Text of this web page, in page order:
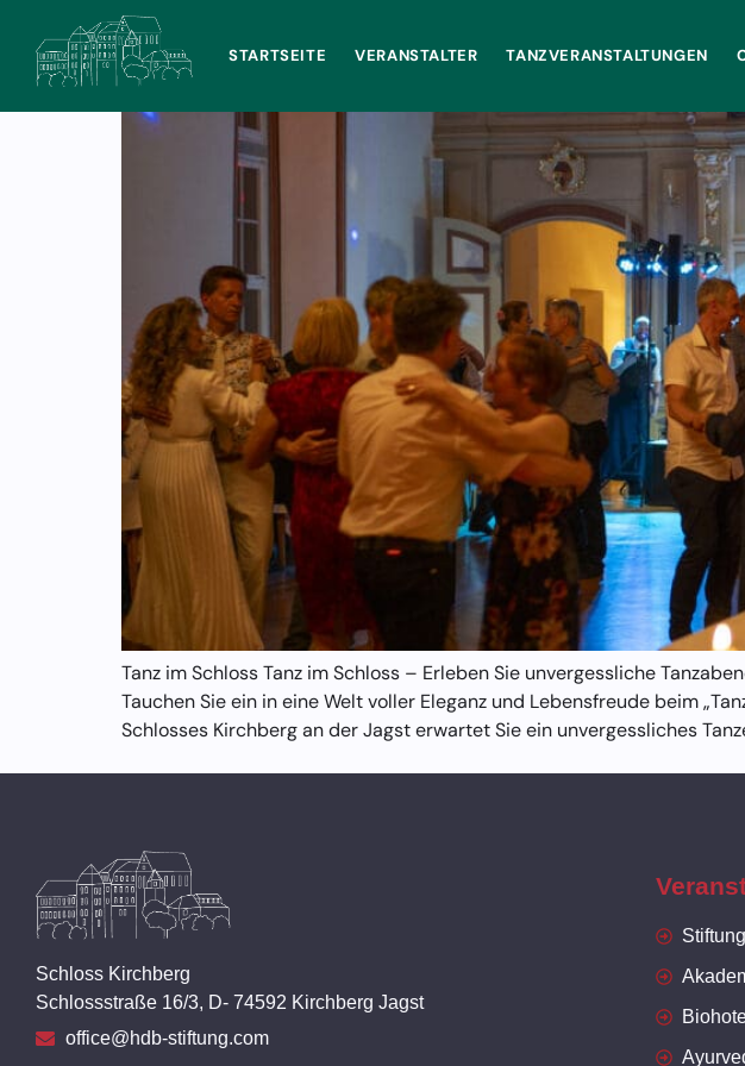
STARTSEITE VERANSTALTER TANZVERANSTALTUNGEN
Tanz Im Schloss
Tanz im Schloss Tanz im Schloss – Erleben Sie unvergessliche
Tauchen Sie ein in eine Welt voller Eleganz und Lebensfreude beim
Schlosses Kirchberg an der Jagst erwartet Sie ein unvergessliches
Schloss Kirchberg
Schlossstraße 16/3, D- 74592 Kirchberg Jagst
office@hdb-stiftung.com